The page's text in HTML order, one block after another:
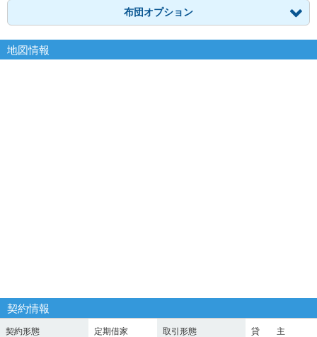
布団オプション
地図情報
契約情報
契約形態 定期借家 取引形態 貸 主